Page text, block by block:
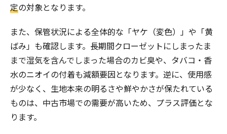
定の対象となります。
また、保管状況による全体的な「ヤケ（変色）」や「黄
ばみ」も確認します。長期間クローゼットにしまったま
まで湿気を含んでしまった場合のカビ臭や、タバコ・香
水のニオイの付着も減額要因となります。逆に、使用感
が少なく、生地本来の明るさや鮮やかさが保たれている
ものは、中古市場での需要が高いため、プラス評価とな
ります。